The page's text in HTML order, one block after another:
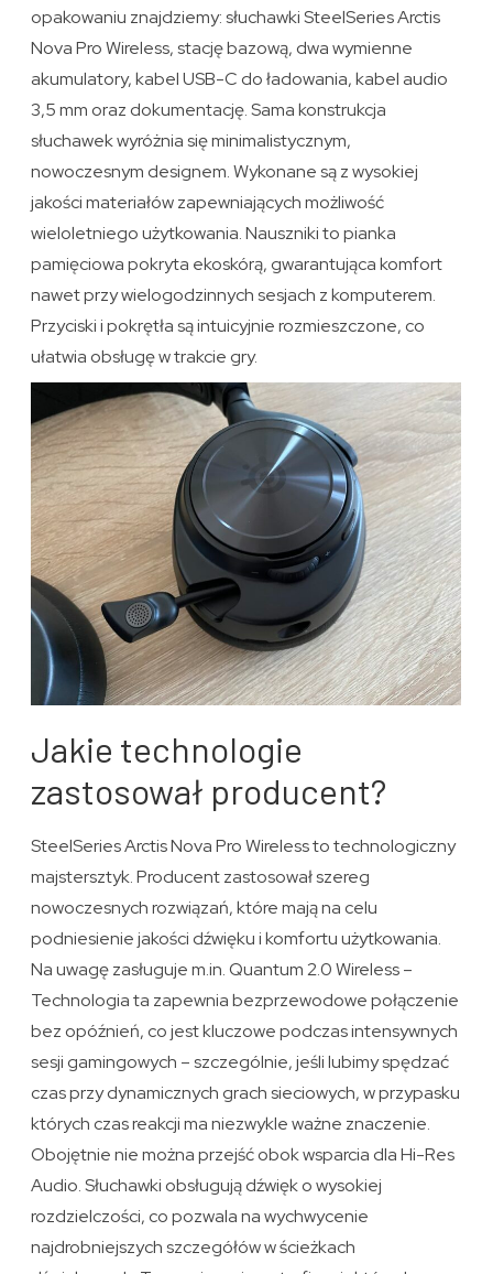
opakowaniu znajdziemy: słuchawki SteelSeries Arctis
Nova Pro Wireless, stację bazową, dwa wymienne
akumulatory, kabel USB-C do ładowania, kabel audio
3,5 mm oraz dokumentację. Sama konstrukcja
słuchawek wyróżnia się minimalistycznym,
nowoczesnym designem. Wykonane są z wysokiej
jakości materiałów zapewniających możliwość
wieloletniego użytkowania. Nauszniki to pianka
pamięciowa pokryta ekoskórą, gwarantująca komfort
nawet przy wielogodzinnych sesjach z komputerem.
Przyciski i pokrętła są intuicyjnie rozmieszczone, co
ułatwia obsługę w trakcie gry.
Jakie technologie
zastosował producent?
SteelSeries Arctis Nova Pro Wireless to technologiczny
majstersztyk. Producent zastosował szereg
nowoczesnych rozwiązań, które mają na celu
podniesienie jakości dźwięku i komfortu użytkowania.
Na uwagę zasługuje m.in. Quantum 2.0 Wireless –
Technologia ta zapewnia bezprzewodowe połączenie
bez opóźnień, co jest kluczowe podczas intensywnych
sesji gamingowych – szczególnie, jeśli lubimy spędzać
czas przy dynamicznych grach sieciowych, w przypasku
których czas reakcji ma niezwykle ważne znaczenie.
Obojętnie nie można przejść obok wsparcia dla Hi-Res
Audio. Słuchawki obsługują dźwięk o wysokiej
rozdzielczości, co pozwala na wychwycenie
najdrobniejszych szczegółów w ścieżkach